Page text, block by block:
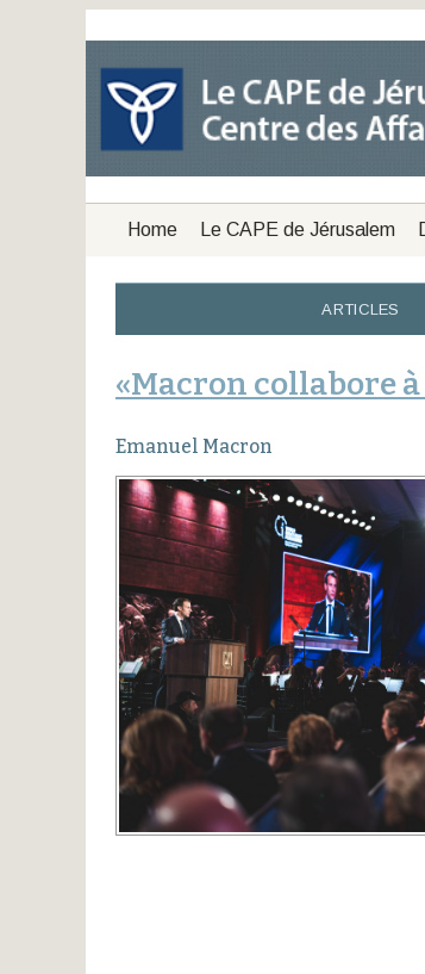
Home Le CAPE de Jérusalem
ARTICLES
«Macron collabore
Emanuel Macron